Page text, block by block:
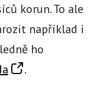
korun. To ale
například i
ho
.